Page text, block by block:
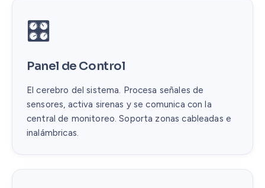
🎛️
Panel de Control
El cerebro del sistema. Procesa señales de
sensores, activa sirenas y se comunica con la
central de monitoreo. Soporta zonas cableadas e
inalámbricas.